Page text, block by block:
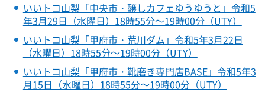
いいトコ山梨「中央市・醸しカフェゆうゆうと」令和5
年3月29日（水曜日）18時55分～19時00分（UTY）
いいトコ山梨「甲府市・荒川ダム」令和5年3月22日
（水曜日）18時55分～19時00分（UTY）
いいトコ山梨「甲府市・靴磨き専門店BASE」令和5年3
月15日（水曜日）18時55分～19時00分（UTY）